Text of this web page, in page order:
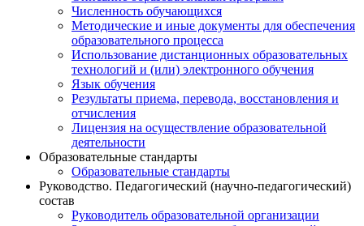
Численность обучающихся
Методические и иные документы для обеспечения
образовательного процесса
Использование дистанционных образовательных
технологий и (или) электронного обучения
Язык обучения
Результаты приема, перевода, восстановления и
отчисления
Лицензия на осуществление образовательной
деятельности
Образовательные стандарты
Образовательные стандарты
Руководство. Педагогический (научно-педагогический)
состав
Руководитель образовательной организации